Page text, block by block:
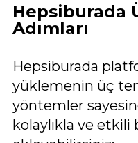
Hepsiburada
Adımları
Hepsiburada
yüklemenin üç
yöntemler
kolaylıkla ve